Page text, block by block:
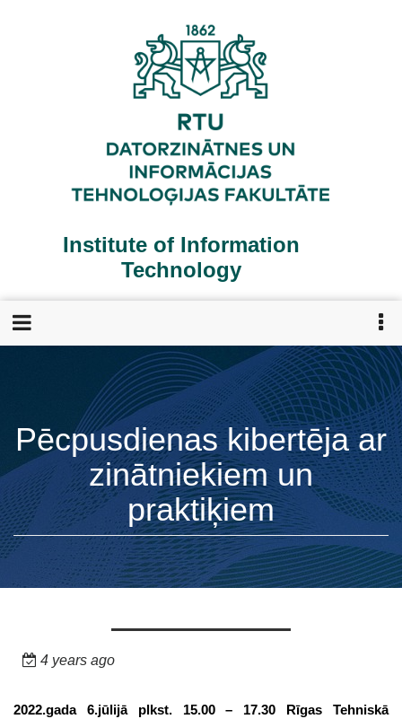
Institute of Information
Technology
Pēcpusdienas kibertēja ar
zinātniekiem un
praktiķiem
4 years ago
2022.gada 6.jūlijā plkst. 15.00 – 17.30 Rīgas Tehniskā